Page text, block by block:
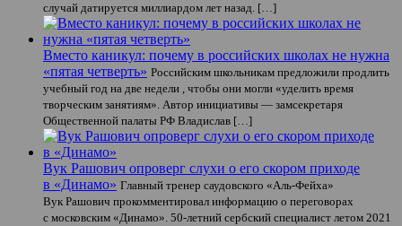
случай датируется миллиардом лет назад. […]
Вместо каникул: почему в российских школах не нужна
«пятая четверть» Российским школьникам предложили продлить
учебный год на две недели , чтобы они могли «уделить время
творческим занятиям». Автор инициативы — замсекретаря
Общественной палаты РФ Владислав […]
Вук Рашович опроверг слухи о его скором приходе
в «Динамо» Главный тренер саудовского «Аль-Фейха»
Вук Рашович прокомментировал информацию о переговорах
с московским «Динамо». 50-летний сербский специалист летом 2021